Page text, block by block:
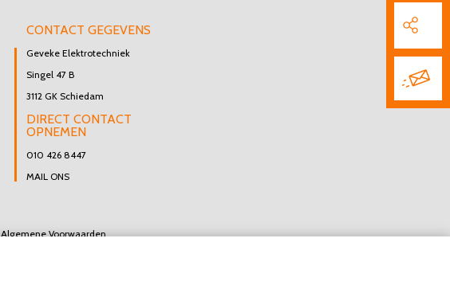
CONTACT GEGEVENS
Geveke Elektrotechniek
Singel 47 B
3112 GK Schiedam
DIRECT CONTACT
OPNEMEN
010 426 8447
MAIL ONS
Algemene Voorwaarden